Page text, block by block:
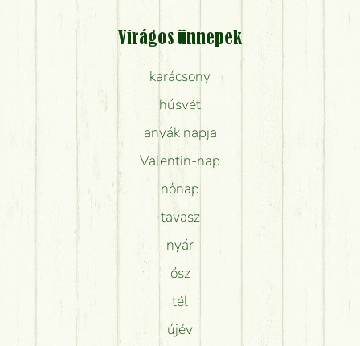
Virágos ünnepek
karácsony
húsvét
anyák napja
Valentin-nap
nőnap
tavasz
nyár
ősz
tél
újév